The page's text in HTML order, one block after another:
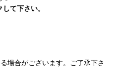
て下さい。
場合がございます。ご了承下さ